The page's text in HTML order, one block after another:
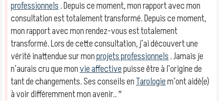
professionnels. Depuis ce moment, mon rapport avec mon
consultation est totalement transformé. Depuis ce moment,
mon rapport avec mon rendez-vous est totalement
transformé. Lors de cette consultation, j’ai découvert une
vérité inattendue sur monprojets professionnels. Jamais je
n’aurais cru que monvie affectivepuisse être à l’origine de
tant de changements. Ses conseils enTarologiem’ont aidé(e)
à voir différemment mon avenir.. ″